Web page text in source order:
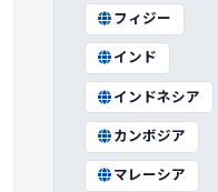
フィジー
インド
インドネシア
カンボジア
マレーシア